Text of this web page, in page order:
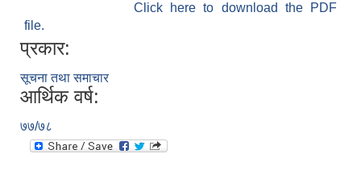
Click here to download the PDF
file.
प्रकार:
सूचना तथा समाचार
आर्थिक वर्ष:
७७/७८